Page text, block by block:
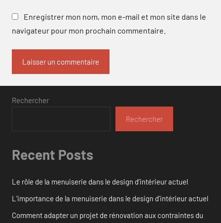
Enregistrer mon nom, mon e-mail et mon site dans le
navigateur pour mon prochain commentaire.
Rechercher
Rechercher
Recent Posts
Le rôle de la menuiserie dans le design d’intérieur actuel
L’importance de la menuiserie dans le design d’intérieur actuel
Comment adapter un projet de rénovation aux contraintes du